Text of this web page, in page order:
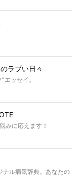
ラブい日々
エッセイ。
みに応えます！
ル病気辞典。あなたの